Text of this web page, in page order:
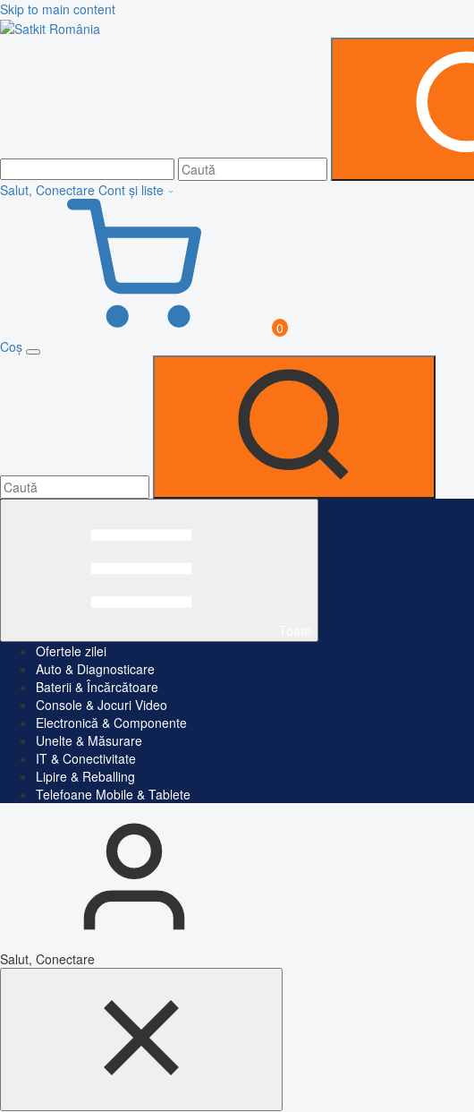
Skip to main content
Salut, Conectare Cont și liste
0
Coș
Ofertele zilei
Auto & Diagnosticare
Baterii & Încărcătoare
Console & Jocuri Video
Electronică & Componente
Unelte & Măsurare
IT & Conectivitate
Lipire & Reballing
Telefoane Mobile & Tablete
Salut, Conectare